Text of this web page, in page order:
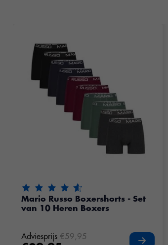
De beoordeling van dit product is
Mario Russo Boxershorts - Set
van 10 Heren Boxers
Adviesprijs €59,95